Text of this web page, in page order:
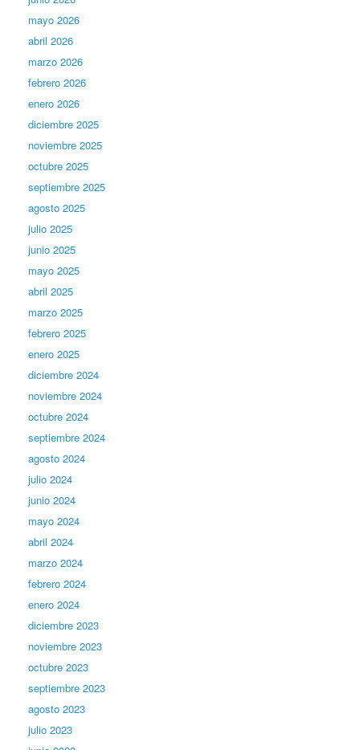
mayo 2026
abril 2026
marzo 2026
febrero 2026
enero 2026
diciembre 2025
noviembre 2025
octubre 2025
septiembre 2025
agosto 2025
julio 2025
junio 2025
mayo 2025
abril 2025
marzo 2025
febrero 2025
enero 2025
diciembre 2024
noviembre 2024
octubre 2024
septiembre 2024
agosto 2024
julio 2024
junio 2024
mayo 2024
abril 2024
marzo 2024
febrero 2024
enero 2024
diciembre 2023
noviembre 2023
octubre 2023
septiembre 2023
agosto 2023
julio 2023